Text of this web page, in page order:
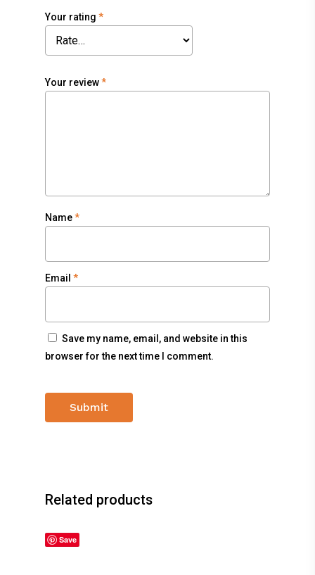
Your rating *
Your review*
Name*
Email *
Save my name, email, and website in this
browser for the next time I comment.
Related products
Save